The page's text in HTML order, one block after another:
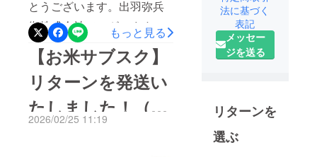
ページでも販売しておりま
す。引き続きご注文された
い方は、下記URLより是非
ご検討くださいませ。▼弊
社ホームページ
URLhttps://www.organic-
社）
とうございます。出羽弥兵
衛株式会社でございます。3
月31日、お米サブスク（特
別栽培コース）のリターン
発送を行いました。（最終
回）また、リターンの発送
は今回で最後になりますが
もっと見る
【お米サブスク】
リターンを発送い
たしました！（出
2026/02/25 11:19
ニックライ
スファー
マー
これは、食
あなたの一
口が、未来
の田んぼを
法に基づく
表記
メッセー
ジを送る
リターンを
選ぶ